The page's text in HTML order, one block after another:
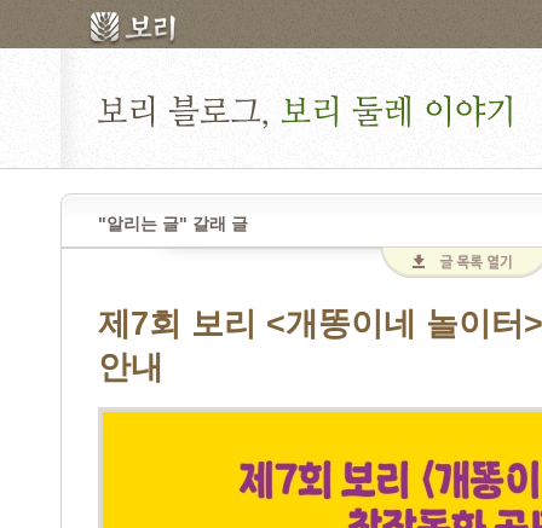
"알리는 글" 갈래 글
제7회 보리 <개똥이네 놀이터
안내